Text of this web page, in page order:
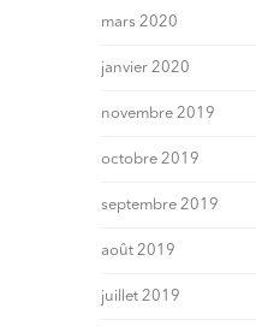
mars 2020
janvier 2020
novembre 2019
octobre 2019
septembre 2019
août 2019
juillet 2019